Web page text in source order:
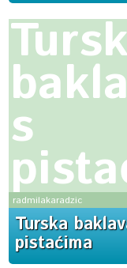
s
radmilakaradzic
Turska
pistaćima